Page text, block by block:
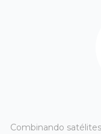
Combinando